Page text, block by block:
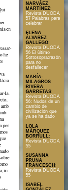
en
he
la.
per
ni
NARVÁEZ
MARTÍNEZ:
Revista DUODA
57 Palabras para
celebrar
ELENA
ÁLVAREZ
GALLEGO:
Revista DUODA
56 El último
Sottosopra:razón
para no
desfallecer
MARÍA-
MILAGROS
RIVERA
GARRETAS:
Revista DUODA
56: Nudos de un
cambio de
civilización que
ya se ha dado
LOLA
MÁRQUEZ
BORRULL :
Revista DUODA
55
SUSANNA
PRUNA
FRANCESCH :
Revista DUODA
55
ISABEL